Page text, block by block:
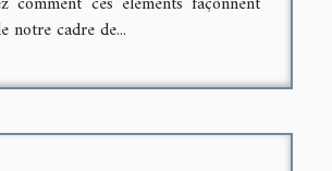
notre cadre de...